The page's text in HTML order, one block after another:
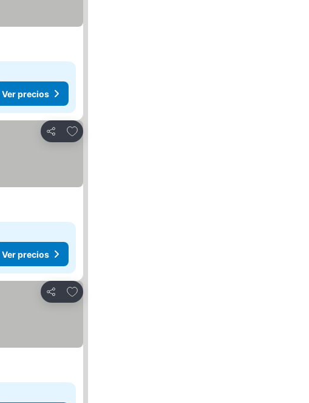
Ver precios
Compartir
Agregar a favoritos
Ver precios
Compartir
Agregar a favoritos